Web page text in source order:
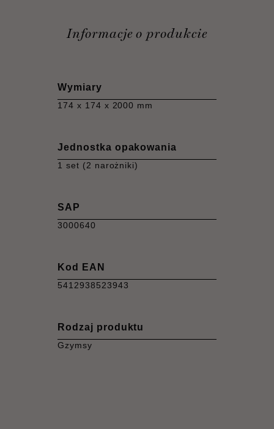
Informacje o produkcie
Wymiary
174 x 174 x 2000 mm
Jednostka opakowania
1 set (2 narożniki)
SAP
3000640
Kod EAN
5412938523943
Rodzaj produktu
Gzymsy